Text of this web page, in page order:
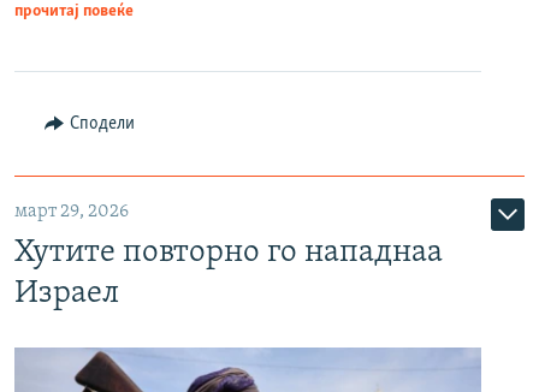
прочитај повеќе
Сподели
март 29, 2026
Хутите повторно го нападнаа
Израел